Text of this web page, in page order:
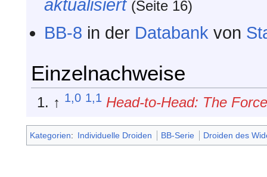
aktualisiert (Seite 16)
BB-8 in der Databank von
Einzelnachweise
↑ 1,0 1,1 Head-to-Head: The
Kategorien: Individuelle Droiden BB-Serie Droiden des